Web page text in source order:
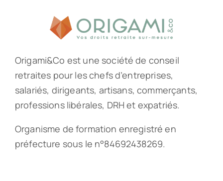
Origami&Co est une société de conseil
retraites pour les chefs d’entreprises,
salariés, dirigeants, artisans, commerçants,
professions libérales, DRH et expatriés.
Organisme de formation enregistré en
préfecture sous le n°84692438269.